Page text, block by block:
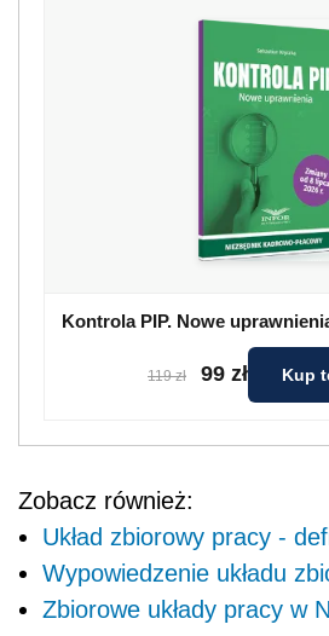
Kontrola PIP. Nowe
119 zł 99 zł Kup
Zobacz również:
Układ zbiorowy pracy -
Wypowiedzenie układu
Zbiorowe układy pracy w